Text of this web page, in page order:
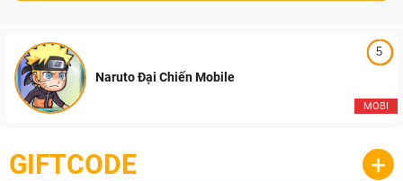
5
MOBI
Naruto Đại Chiến Mobile
GIFTCODE +